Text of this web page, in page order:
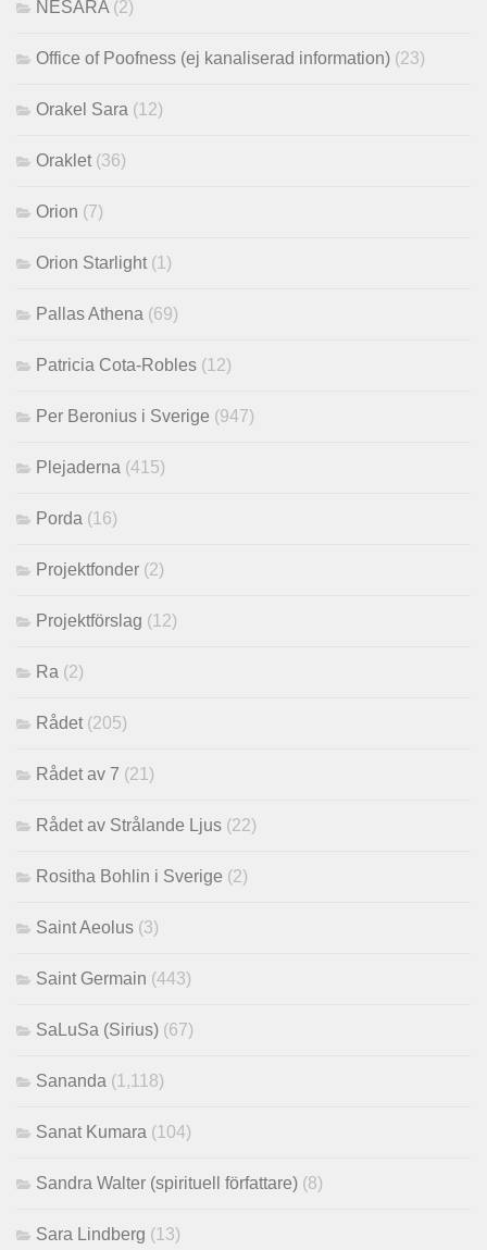
NESARA (2)
Office of Poofness (ej kanaliserad information) (23)
Orakel Sara (12)
Oraklet (36)
Orion (7)
Orion Starlight (1)
Pallas Athena (69)
Patricia Cota-Robles (12)
Per Beronius i Sverige (947)
Plejaderna (415)
Porda (16)
Projektfonder (2)
Projektförslag (12)
Ra (2)
Rådet (205)
Rådet av 7 (21)
Rådet av Strålande Ljus (22)
Rositha Bohlin i Sverige (2)
Saint Aeolus (3)
Saint Germain (443)
SaLuSa (Sirius) (67)
Sananda (1,118)
Sanat Kumara (104)
Sandra Walter (spirituell författare) (8)
Sara Lindberg (13)